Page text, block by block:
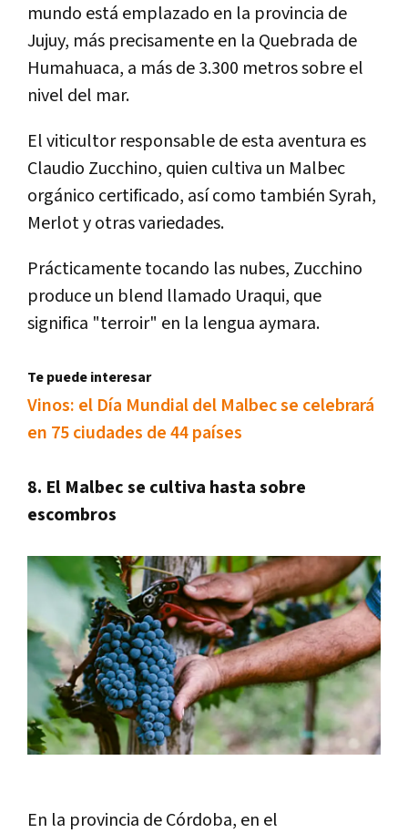
mundo está emplazado en la provincia de
Jujuy, más precisamente en la Quebrada de
Humahuaca, a más de 3.300 metros sobre el
nivel del mar.
El viticultor responsable de esta aventura es
Claudio Zucchino, quien cultiva un Malbec
orgánico certificado, así­ como también Syrah,
Merlot y otras variedades.
Prácticamente tocando las nubes, Zucchino
produce un blend llamado Uraqui, que
significa "terroir" en la lengua aymara.
Te puede interesar
Vinos: el Día Mundial del Malbec se celebrará
en 75 ciudades de 44 países
8. El Malbec se cultiva hasta sobre
escombros
En la provincia de Córdoba, en el